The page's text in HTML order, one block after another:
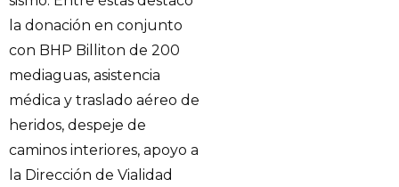
la donación en conjunto
con BHP Billiton de 200
mediaguas, asistencia
médica y traslado aéreo de
heridos, despeje de
caminos interiores, apoyo a
la Dirección de Vialidad